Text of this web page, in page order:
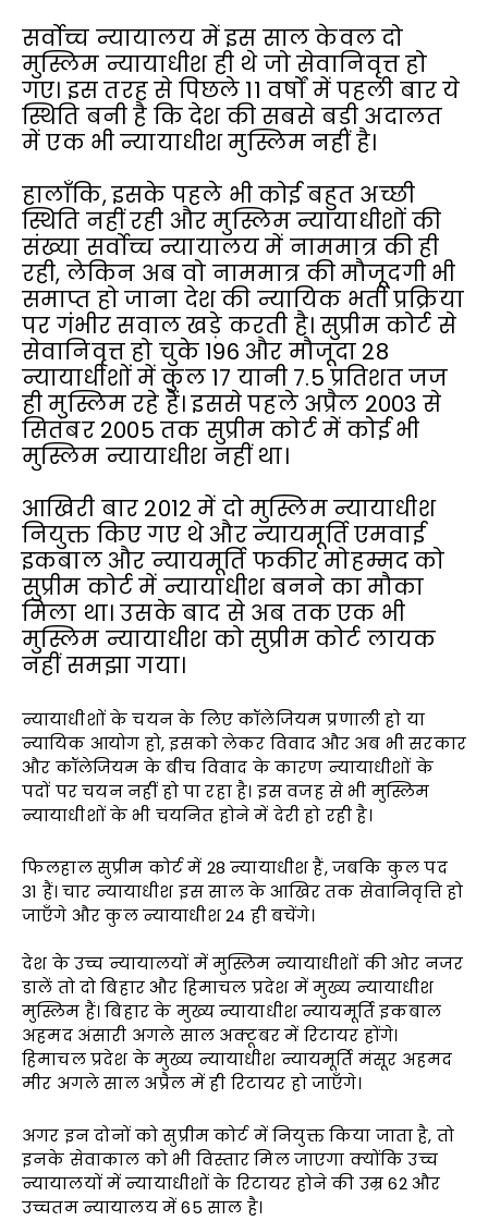
सर्वोच्च न्यायालय में इस साल केवल दो
मुस्लिम न्यायाधीश ही थे जो सेवानिवृत्त हो
गए। इस तरह से पिछले 11 वर्षों में पहली बार ये
स्थिति बनी है कि देश की सबसे बड़ी अदालत
में एक भी न्यायाधीश मुस्लिम नहीं है।
हालाँकि, इसके पहले भी कोई बहुत अच्छी
स्थिति नहीं रही और मुस्लिम न्यायाधीशों की
संख्या सर्वोच्च न्यायालय में नाममात्र की ही
रही, लेकिन अब वो नाममात्र की मौजूदगी भी
समाप्त हो जाना देश की न्यायिक भर्ती प्रक्रिया
पर गंभीर सवाल खड़े करती है। सुप्रीम कोर्ट से
सेवानिवृत्त हो चुके 196 और मौजूदा 28
न्यायाधीशों में कुल 17 यानी 7.5 प्रतिशत जज
ही मुस्लिम रहे हैं। इससे पहले अप्रैल 2003 से
सितंबर 2005 तक सुप्रीम कोर्ट में कोई भी
मुस्लिम न्यायाधीश नहीं था।
आखिरी बार 2012 में दो मुस्लिम न्यायाधीश
नियुक्त किए गए थे और न्यायमूर्ति एमवाई
इकबाल और न्यायमूर्ति फकीर मोहम्मद को
सुप्रीम कोर्ट में न्यायाधीश बनने का मौका
मिला था। उसके बाद से अब तक एक भी
मुस्लिम न्यायाधीश को सुप्रीम कोर्ट लायक
नहीं समझा गया।
न्यायाधीशों के चयन के लिए कॉलेजियम प्रणाली हो या
न्यायिक आयोग हो, इसको लेकर विवाद और अब भी सरकार
और कॉलेजियम के बीच विवाद के कारण न्यायाधीशों के
पदों पर चयन नहीं हो पा रहा है। इस वजह से भी मुस्लिम
न्यायाधीशों के भी चयनित होने में देरी हो रही है।
फिलहाल सुप्रीम कोर्ट में 28 न्यायाधीश हैं, जबकि कुल पद
31 हैं। चार न्यायाधीश इस साल के आखिर तक सेवानिवृत्ति हो
जाएँगे और कुल न्यायाधीश 24 ही बचेंगे।
देश के उच्च न्यायालयों में मुस्लिम न्यायाधीशों की ओर नजर
डालें तो दो बिहार और हिमाचल प्रदेश में मुख्य न्यायाधीश
मुस्लिम हैं। बिहार के मुख्य न्यायाधीश न्यायमूर्ति इकबाल
अहमद अंसारी अगले साल अक्टूबर में रिटायर होंगे।
हिमाचल प्रदेश के मुख्य न्यायाधीश न्यायमूर्ति मंसूर अहमद
मीर अगले साल अप्रैल में ही रिटायर हो जाएँगे।
अगर इन दोनों को सुप्रीम कोर्ट में नियुक्त किया जाता है, तो
इनके सेवाकाल को भी विस्तार मिल जाएगा क्योंकि उच्च
न्यायालयों में न्यायाधीशों के रिटायर होने की उम्र 62 और
उच्चतम न्यायालय में 65 साल है।